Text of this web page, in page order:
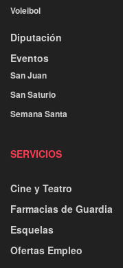
Voleibol
Diputación
Eventos
San Juan
San Saturio
Semana Santa
SERVICIOS
Cine y Teatro
Farmacias de Guardia
Esquelas
Ofertas Empleo